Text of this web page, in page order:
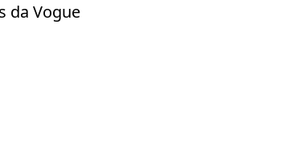
da Vogue